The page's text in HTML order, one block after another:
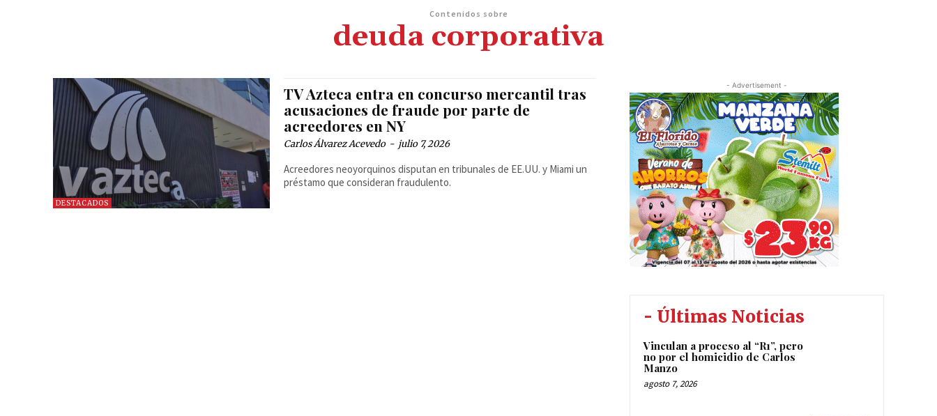
Contenidos sobre
deuda corporativa
DESTACADOS
TV Azteca entra en concurso mercantil tras
acusaciones de fraude por parte de
acreedores en NY
Carlos Álvarez Acevedo - julio 7, 2026
Acreedores neoyorquinos disputan en tribunales de EE.UU. y Miami un
préstamo que consideran fraudulento.
- Advertisement -
- Últimas Noticias
Vinculan a proceso al “R1”, pero
no por el homicidio de Carlos
Manzo
agosto 7, 2026